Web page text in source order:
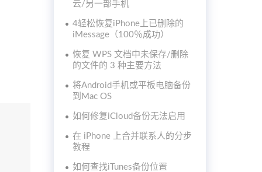
云/另一部手机
4轻松恢复iPhone上已删除的
iMessage（100％成功）
恢复 WPS 文档中未保存/删除
的文件的 3 种主要方法
将Android手机或平板电脑备份
到Mac OS
如何修复iCloud备份无法启用
在 iPhone 上合并联系人的分步
教程
如何查找iTunes备份位置